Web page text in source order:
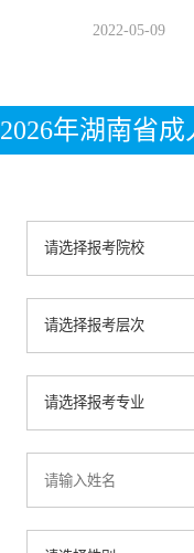
2022-05-09
2026年湖南省